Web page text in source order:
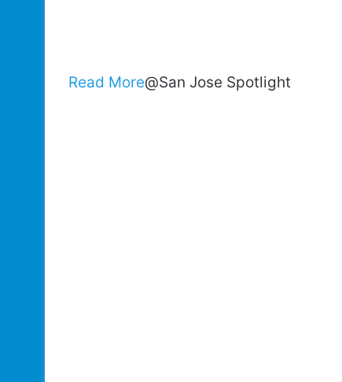
Read More@San Jose Spotlight